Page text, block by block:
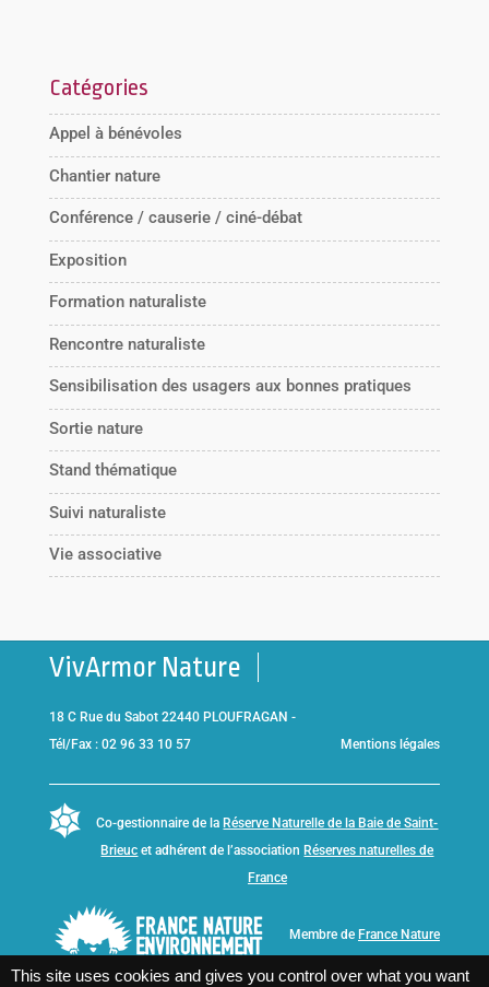
Catégories
Appel à bénévoles
Chantier nature
Conférence / causerie / ciné-débat
Exposition
Formation naturaliste
Rencontre naturaliste
Sensibilisation des usagers aux bonnes pratiques
Sortie nature
Stand thématique
Suivi naturaliste
Vie associative
VivArmor Nature
18 C Rue du Sabot 22440 PLOUFRAGAN -
Tél/Fax : 02 96 33 10 57
Mentions légales
Co-gestionnaire de laRéserve Naturelle de la Baie de Saint-
Brieuc et adhérent de l’associationRéserves naturelles de
France
Membre de France Nature
This site uses cookies and gives you control over what you want